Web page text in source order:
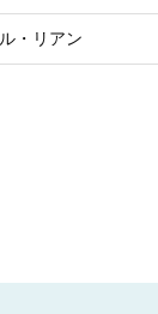
・リアン